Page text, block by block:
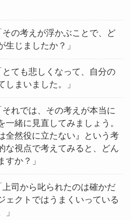
その考えが浮かぶことで、ど
生じましたか？」
とても悲しくなって、自分の
しまいました。」
それでは、その考えが本当に
一緒に見直してみましょう。
全然役に立たない』という考
な視点で考えてみると、どん
すか？」
上司から叱られたのは確かだ
ェクトではうまくいっている